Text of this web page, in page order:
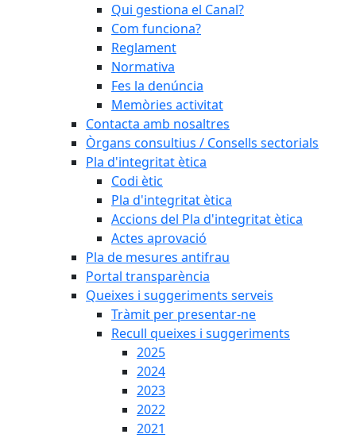
Qui gestiona el Canal?
Com funciona?
Reglament
Normativa
Fes la denúncia
Memòries activitat
Contacta amb nosaltres
Òrgans consultius / Consells sectorials
Pla d'integritat ètica
Codi ètic
Pla d'integritat ètica
Accions del Pla d'integritat ètica
Actes aprovació
Pla de mesures antifrau
Portal transparència
Queixes i suggeriments serveis
Tràmit per presentar-ne
Recull queixes i suggeriments
2025
2024
2023
2022
2021